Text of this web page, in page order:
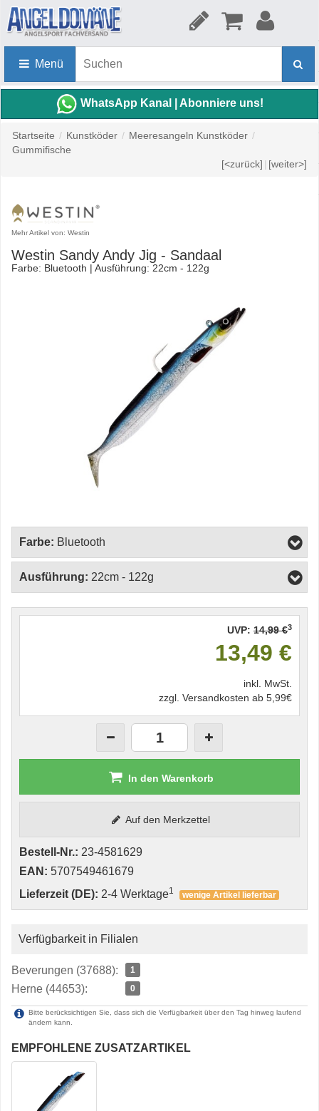
Menü
WhatsApp Kanal | Abonniere uns!
Startseite / Kunstköder / Meeresangeln Kunstköder /
Gummifische
[<zurück] | [weiter>]
Mehr Artikel von: Westin
Westin Sandy Andy Jig - Sandaal
Farbe: Bluetooth | Ausführung: 22cm - 122g
Farbe: Bluetooth
Ausführung: 22cm - 122g
UVP: 14,99 €3
13,49 €
inkl. MwSt.
zzgl. Versandkosten ab 5,99€
In den Warenkorb
Auf den Merkzettel
Bestell-Nr.: 23-4581629
EAN: 5707549461679
Lieferzeit (DE): 2-4 Werktage1 wenige Artikel lieferbar
Verfügbarkeit in Filialen
Beverungen (37688): 1
Herne (44653): 0
Bitte berücksichtigen Sie, dass sich die Verfügbarkeit über den Tag hinweg laufend
ändern kann.
EMPFOHLENE ZUSATZARTIKEL